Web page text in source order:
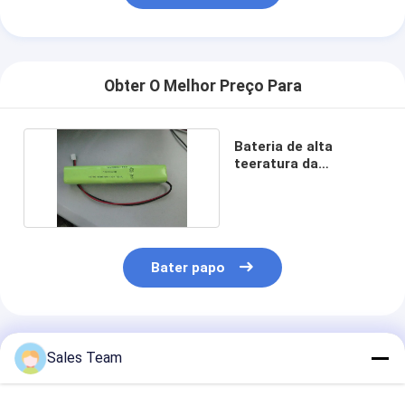
Obter O Melhor Preço Para
Bateria de alta
teeratura da
Bater papo
Produtos Recomendados
Sales Team